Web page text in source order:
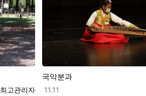
등록자
최고관리자
국악분과
등록일
11.11